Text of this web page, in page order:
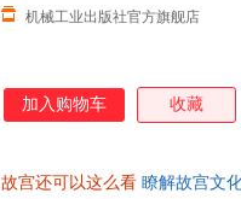
机械工业出版社官方旗舰店
加入购物车 收藏
故宫还可以这么看 瞭解故宫文